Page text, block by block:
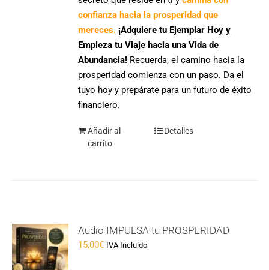
confianza hacia la prosperidad que
mereces. ¡Adquiere tu Ejemplar Hoy y
Empieza tu Viaje hacia una Vida de
Abundancia! Recuerda, el camino hacia la
prosperidad comienza con un paso. Da el
tuyo hoy y prepárate para un futuro de éxito
financiero.
Añadir al
carrito
Detalles
Audio IMPULSA tu PROSPERIDAD
15,00€ IVA Incluido